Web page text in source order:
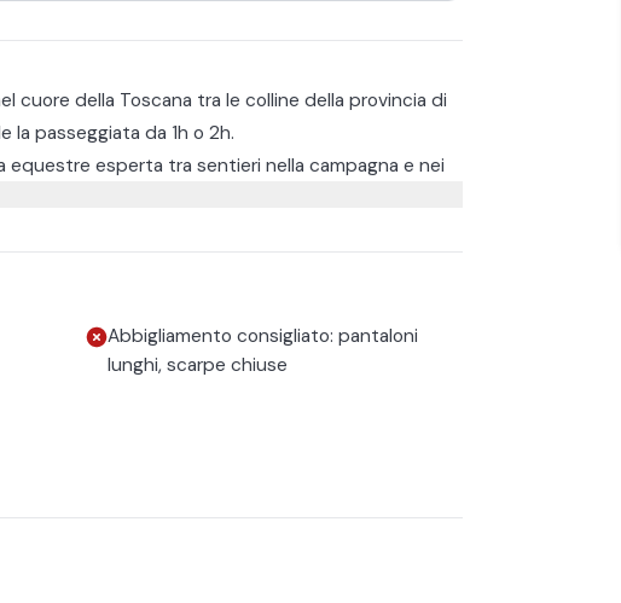
cuore della Toscana tra le colline della provincia di
la passeggiata da 1h o 2h.
equestre esperta tra sentieri nella campagna e nei
sul Valdarno Inferiore, il Monte Serra e un
La passeggiata si svolge principalmente al passo,
rilassante.
con bevanda alcolica o analcolica
tipici, ideale per concludere al meglio questa
scarpe chiuse e pantaloni lunghi.
Abbigliamento consigliato: pantaloni
lunghi, scarpe chiuse